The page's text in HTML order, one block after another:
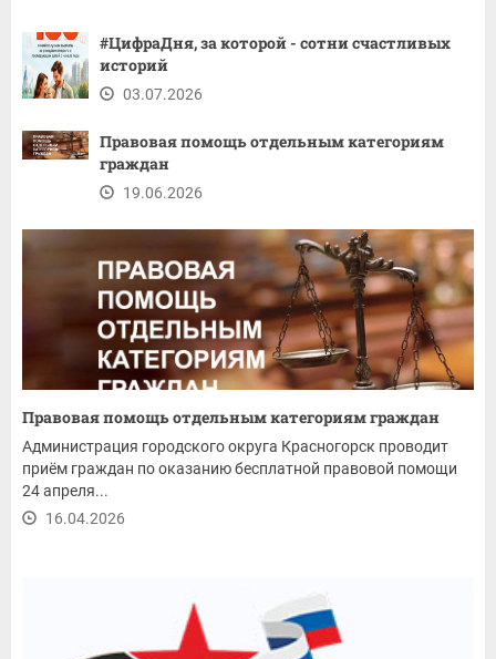
#ЦифраДня, за которой - сотни счастливых
историй
03.07.2026
Правовая помощь отдельным категориям
граждан
19.06.2026
Правовая помощь отдельным категориям граждан
Администрация городского округа Красногорск проводит
приём граждан по оказанию бесплатной правовой помощи
24 апреля...
16.04.2026